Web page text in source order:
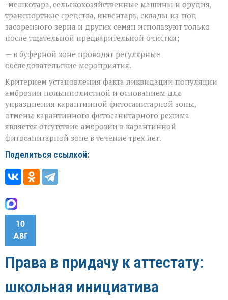
-мешкотара, сельскохозяйственные машины и орудия,
транспортные средства, инвентарь, склады из-под
засоренного зерна и других семян используют только
после тщательной предварительной очистки;
— в буферной зоне проводят регулярные
обследовательские мероприятия.
Критерием установления факта ликвидации популяции
амброзии полыннолистной и основанием для
упразднения карантинной фитосанитарной зоны,
отмены карантинного фитосанитарного режима
является отсутствие амброзии в карантинной
фитосанитарной зоне в течение трех лет.
Поделиться ссылкой:
10
АВГ
Права в придачу к аттестату:
школьная инициатива